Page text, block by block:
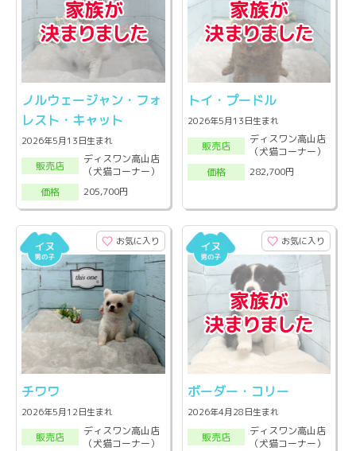
ノルウェージャン・フォ
レスト・キャット
2026年5月13日生まれ
販売店
ディスワン高山店
（犬猫コーナー）
価格
205,700円
トイ・プードル
2026年5月13日生まれ
販売店
ディスワン高山店
（犬猫コーナー）
価格
282,700円
お気に入り
チワワ
2026年5月12日生まれ
販売店
ディスワン高山店
（犬猫コーナー）
お気に入り
ボーダー・コリー
2026年4月28日生まれ
販売店
ディスワン高山店
（犬猫コーナー）